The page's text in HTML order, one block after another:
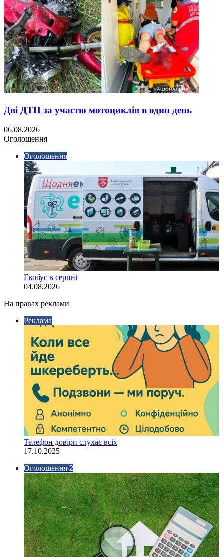
Дві ДТП за участю мотоциклів в один день
06.08.2026
Оголошення
Оголошення
Екобус в серпні
04.08.2026
На правах реклами
Реклама
Телефон довіри слухає всіх
17.10.2025
Оголошення 2